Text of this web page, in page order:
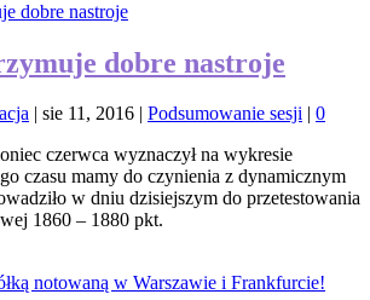
dobre nastroje
| sie 11, 2016 | Podsumowanie sesji | 0
czerwca wyznaczył na wykresie
czasu mamy do czynienia z dynamicznym
w dniu dzisiejszym do przetestowania
1860 – 1880 pkt.